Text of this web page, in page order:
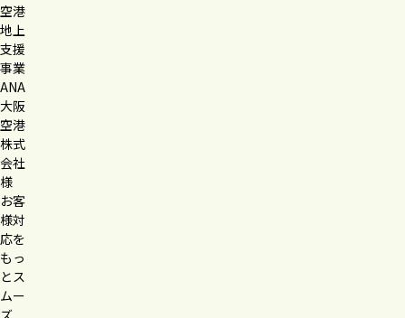
空港
地上
支援
事業
ANA
大阪
空港
株式
会社
様
お客
様対
応を
もっ
とス
ムー
ズ